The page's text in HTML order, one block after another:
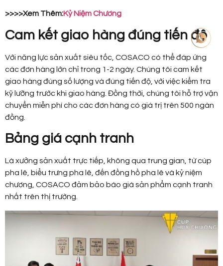
>>>>Xem Thêm:Kỷ Niệm Chương
Cam kết giao hàng đúng tiến độ
Với năng lực sản xuất siêu tốc, COSACO có thể đáp ứng
các đơn hàng lớn chỉ trong 1-2 ngày. Chúng tôi cam kết
giao hàng đúng số lượng và đúng tiến độ, với việc kiểm tra
kỹ lưỡng trước khi giao hàng. Đồng thời, chúng tôi hỗ trợ vận
chuyển miễn phí cho các đơn hàng có giá trị trên 500 ngàn
đồng.
Bảng giá cạnh tranh
Là xưởng sản xuất trực tiếp, không qua trung gian, từ cúp
pha lê, biểu trưng pha lê, đến đồng hồ pha lê và kỷ niệm
chương, COSACO đảm bảo báo giá sản phẩm cạnh tranh
nhất trên thị trường.